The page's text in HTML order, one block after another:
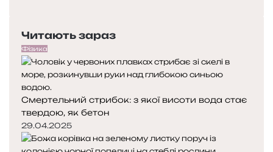
р
е
д
н
я
с
т
о
р
т
у
п
н
а
с
т
о
р
Читають зараз
Фізика
Смертельний стрибок: з якої висоти вода стає
твердою, як бетон
29.04.2025